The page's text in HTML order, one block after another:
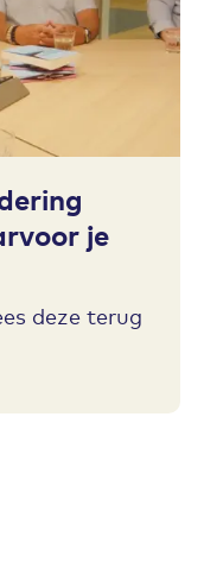
je
deze terug